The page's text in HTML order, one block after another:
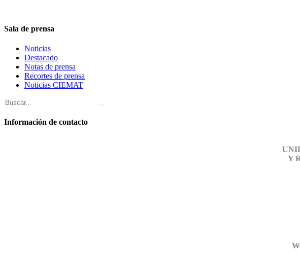
Sala de prensa
Noticias
Destacado
Notas de prensa
Recortes de prensa
Noticias CIEMAT
Información de contacto
Y